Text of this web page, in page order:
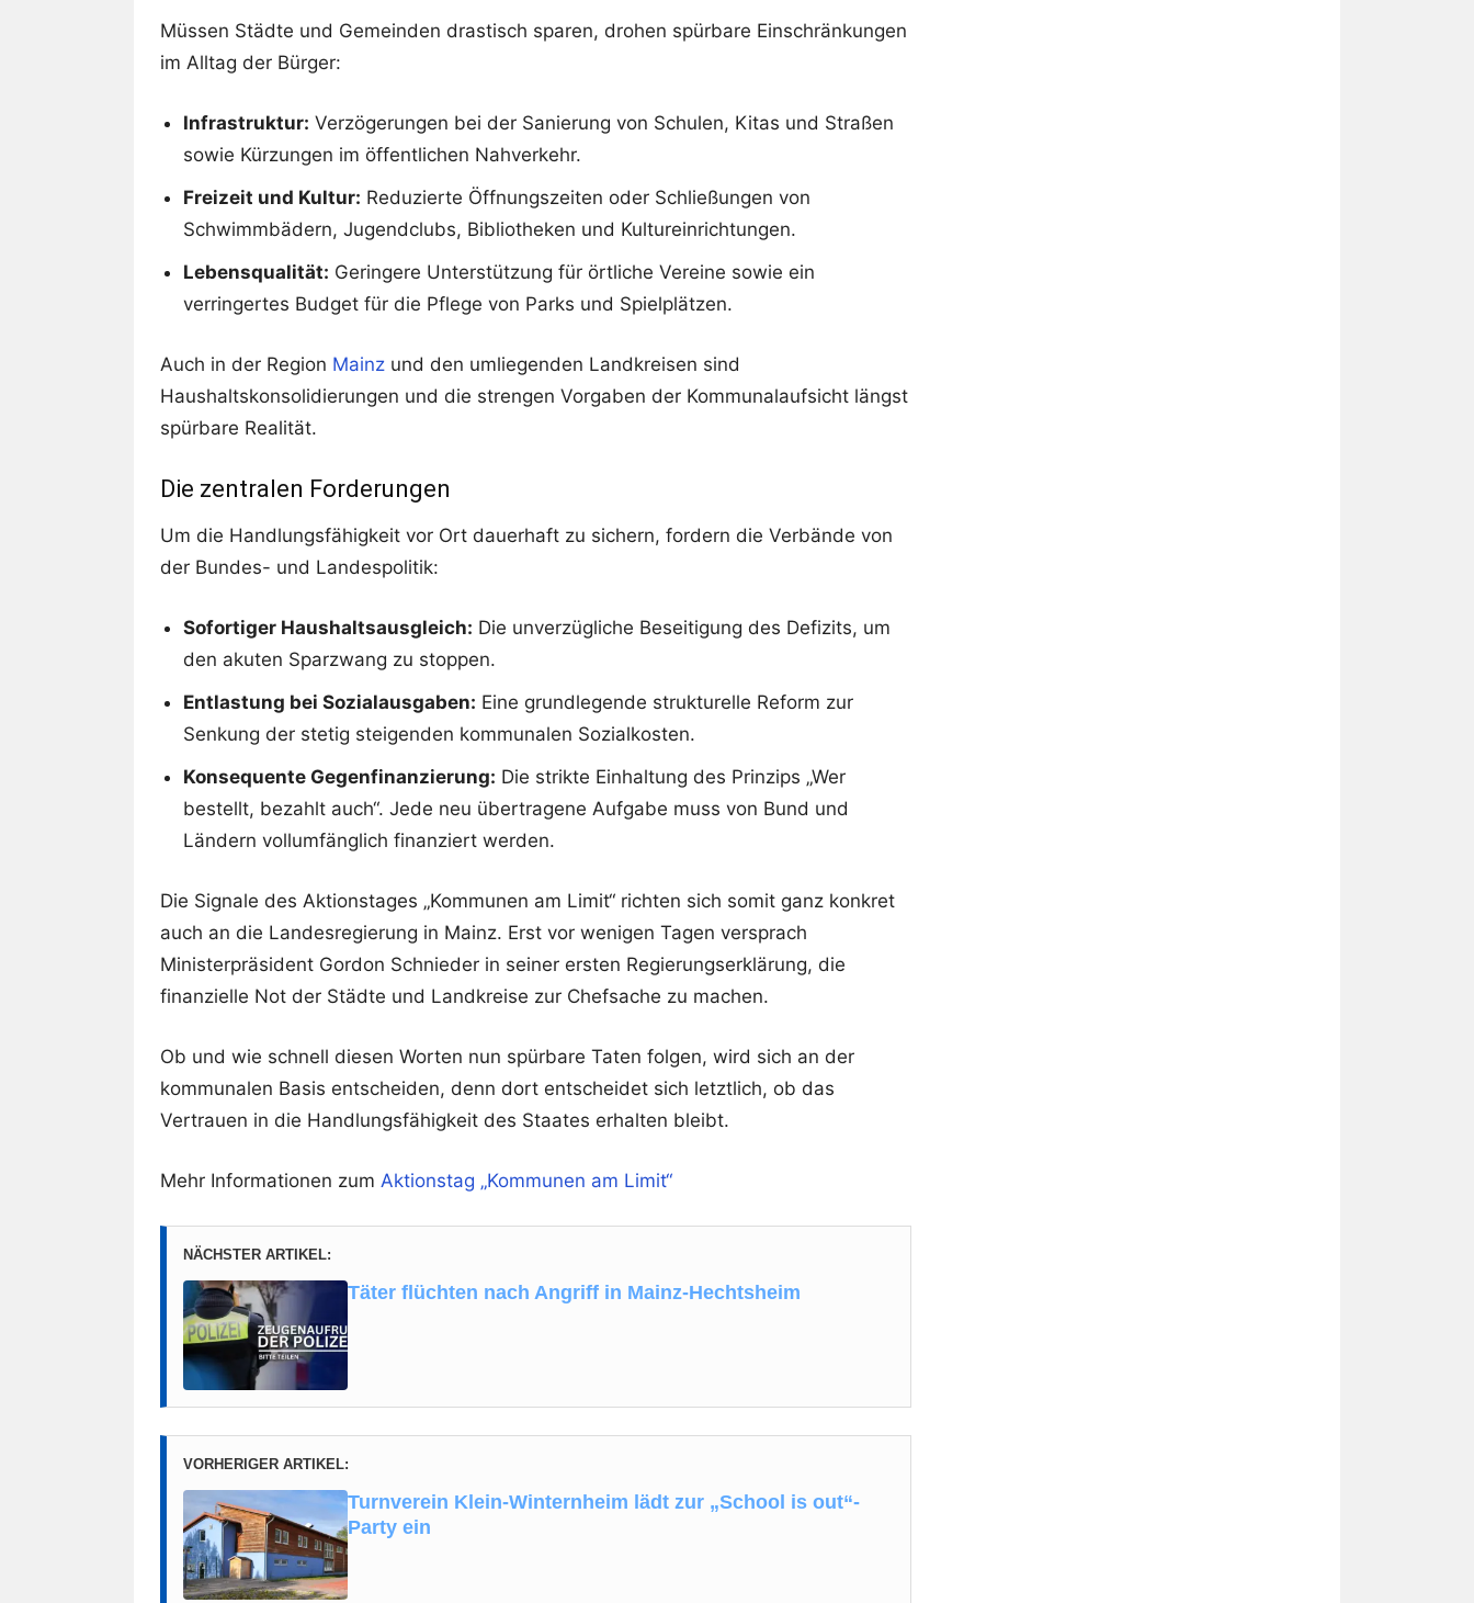
Müssen Städte und Gemeinden drastisch sparen, drohen spürbare Einschränkungen
im Alltag der Bürger:
Infrastruktur: Verzögerungen bei der Sanierung von Schulen, Kitas und Straßen
sowie Kürzungen im öffentlichen Nahverkehr.
Freizeit und Kultur: Reduzierte Öffnungszeiten oder Schließungen von
Schwimmbädern, Jugendclubs, Bibliotheken und Kultureinrichtungen.
Lebensqualität: Geringere Unterstützung für örtliche Vereine sowie ein
verringertes Budget für die Pflege von Parks und Spielplätzen.
Auch in der Region Mainz und den umliegenden Landkreisen sind
Haushaltskonsolidierungen und die strengen Vorgaben der Kommunalaufsicht längst
spürbare Realität.
Die zentralen Forderungen
Um die Handlungsfähigkeit vor Ort dauerhaft zu sichern, fordern die Verbände von
der Bundes- und Landespolitik:
Sofortiger Haushaltsausgleich: Die unverzügliche Beseitigung des Defizits, um
den akuten Sparzwang zu stoppen.
Entlastung bei Sozialausgaben: Eine grundlegende strukturelle Reform zur
Senkung der stetig steigenden kommunalen Sozialkosten.
Konsequente Gegenfinanzierung: Die strikte Einhaltung des Prinzips „Wer
bestellt, bezahlt auch“. Jede neu übertragene Aufgabe muss von Bund und
Ländern vollumfänglich finanziert werden.
Die Signale des Aktionstages „Kommunen am Limit“ richten sich somit ganz konkret
auch an die Landesregierung in Mainz. Erst vor wenigen Tagen versprach
Ministerpräsident Gordon Schnieder in seiner ersten Regierungserklärung, die
finanzielle Not der Städte und Landkreise zur Chefsache zu machen.
Ob und wie schnell diesen Worten nun spürbare Taten folgen, wird sich an der
kommunalen Basis entscheiden, denn dort entscheidet sich letztlich, ob das
Vertrauen in die Handlungsfähigkeit des Staates erhalten bleibt.
Mehr Informationen zum Aktionstag „Kommunen am Limit“
NÄCHSTER ARTIKEL:
Täter flüchten nach Angriff in Mainz-Hechtsheim
VORHERIGER ARTIKEL:
Turnverein Klein-Winternheim lädt zur „School is out“-
Party ein